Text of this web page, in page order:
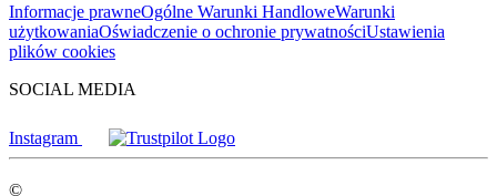
Informacje prawneOgólne Warunki HandloweWarunki
użytkowaniaOświadczenie o ochronie prywatnościUstawienia
plików cookies
SOCIAL MEDIA
Instagram
©